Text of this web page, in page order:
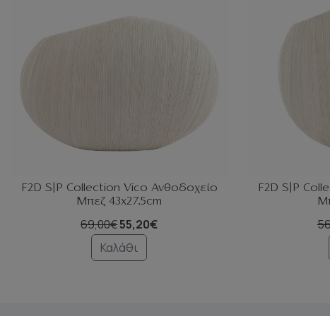
F2D S|P Collection Vico Ανθοδοχείο
Μπεζ 43x27,5cm
69,00€55,20€
Καλάθι
F2D S|P